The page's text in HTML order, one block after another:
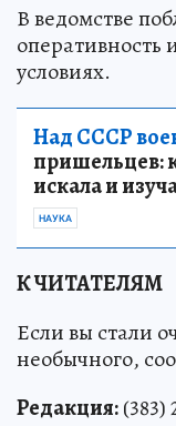
В ведомстве
оперативность
условиях.
Над СССР
пришельцев:
искала и
НАУКА
К ЧИТАТЕЛЯМ
Если вы стали
необычного,
Редакция:(383)